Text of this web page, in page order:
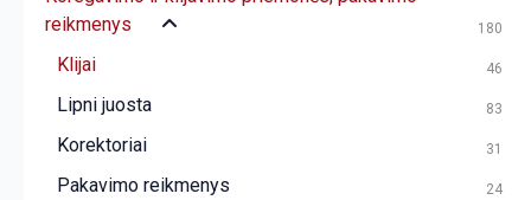
reikmenys
180
Klijai 46
Lipni juosta 83
Korektoriai 31
Pakavimo reikmenys 24